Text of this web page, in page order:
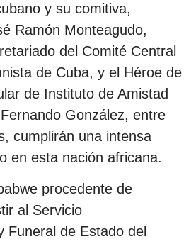
y su comitiva,
Ramón Monteagudo,
del Comité Central
de Cuba, y el Héroe de
de Instituto de Amistad
González, entre
cumplirán una intensa
en esta nación africana.
procedente de
al Servicio
Funeral de Estado del